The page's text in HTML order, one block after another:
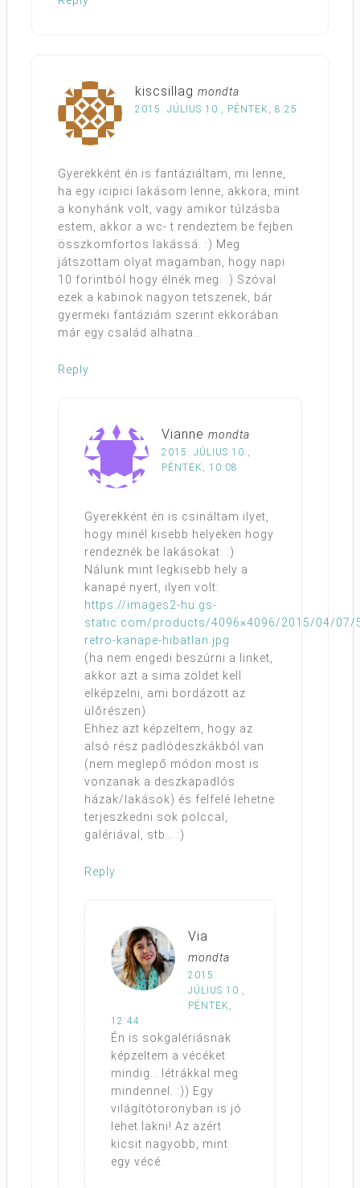
kiscsillag mondta
2015. JÚLIUS 10., PÉNTEK, 8:25
Gyerekként én is fantáziáltam, mi lenne,
ha egy icipici lakásom lenne, akkora, mint
a konyhánk volt, vagy amikor túlzásba
estem, akkor a wc- t rendeztem be fejben
összkomfortos lakássá. :) Meg
játszottam olyat magamban, hogy napi
10 forintból hogy élnék meg. :) Szóval
ezek a kabinok nagyon tetszenek, bár
gyermeki fantáziám szerint ekkorában
már egy család alhatna…
Reply
Vianne mondta
2015. JÚLIUS 10.,
PÉNTEK, 10:08
Gyerekként én is csináltam ilyet,
hogy minél kisebb helyeken hogy
rendeznék be lakásokat. :)
Nálunk mint legkisebb hely a
kanapé nyert, ilyen volt:
https://images2-hu.gs-
static.com/products/4096×4096/2015/04/07/
retro-kanape-hibatlan.jpg
(ha nem engedi beszúrni a linket,
akkor azt a sima zöldet kell
elképzelni, ami bordázott az
ülőrészen)
Ehhez azt képzeltem, hogy az
alsó rész padlódeszkákból van
(nem meglepő módon most is
vonzanak a deszkapadlós
házak/lakások) és felfelé lehetne
terjeszkedni sok polccal,
galériával, stb… :)
Reply
Via
mondta
2015.
JÚLIUS 10.,
PÉNTEK,
12:44
Én is sokgalériásnak
képzeltem a vécéket
mindig… létrákkal meg
mindennel. :)) Egy
világítótoronyban is jó
lehet lakni! Az azért
kicsit nagyobb, mint
egy vécé.